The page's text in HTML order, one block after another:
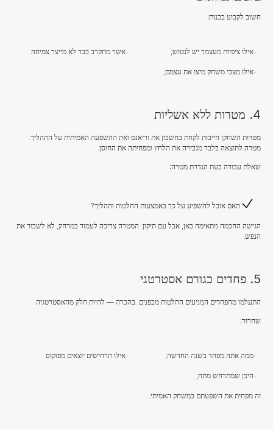
חשוב לקבוע בכנות:
אילו ציפיות מעצמך יש לנטוש;
אילו מצבי משחק מיצו את עצמם;
אשר מתקרב כבר לא מייצר צמיחה.
4. מטרות ללא אשליות
מטרות השחקן חייבות לקחת בחשבון את וריאנס ואת ההשפעה האמיתית על התהליך.
מטרה לתוצאה בלבד מגבירה את הלחץ ומפחיתה את החוסן.
שאלת עבודה בעת הגדרת מטרה:
האם אוכל להשפיע על כך באמצעות החלטות ותהליך?
הגישה החכמה מתאימה כאן, אבל עם תיקון: המטרה צריכה לעמוד במרחק, לא לשבור את
הנפש.
5. פחדים כגורם אסטרטגי
התעלמו מהפחדים המניעים החלטות מבפנים. בהכרה — להיות חלק מהאסטרטגיה.
שחרור:
ממה אתה מפחד בשנה החדשה;
היכן שמתרחש מתח;
אילו תרחישים יוצאים מפוקוס.
זה מפחית את השפעתם במשחק האמיתי.